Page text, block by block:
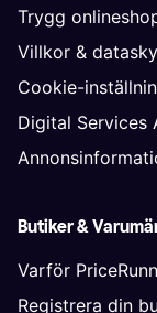
Trygg
Villkor &
Cookie-
Digital Services
Butiker &
Varför
Registrera din